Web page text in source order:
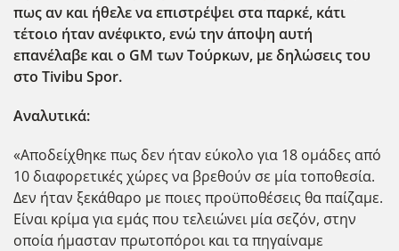
πως αν και ήθελε να επιστρέψει στα παρκέ, κάτι
τέτοιο ήταν ανέφικτο, ενώ την άποψη αυτή
επανέλαβε και ο GM των Τούρκων, με δηλώσεις του
στο Tivibu Spor.
Αναλυτικά:
«Αποδείχθηκε πως δεν ήταν εύκολο για 18 ομάδες από
10 διαφορετικές χώρες να βρεθούν σε μία τοποθεσία.
Δεν ήταν ξεκάθαρο με ποιες προϋποθέσεις θα παίζαμε.
Είναι κρίμα για εμάς που τελειώνει μία σεζόν, στην
οποία ήμασταν πρωτοπόροι και τα πηγαίναμε